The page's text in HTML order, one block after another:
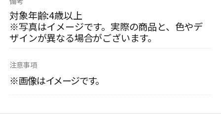
対象年齢:4歳以上
※写真はイメージです。実際の商品と、色やデ
ザインが異なる場合がございます。
注意事項
※画像はイメージです。